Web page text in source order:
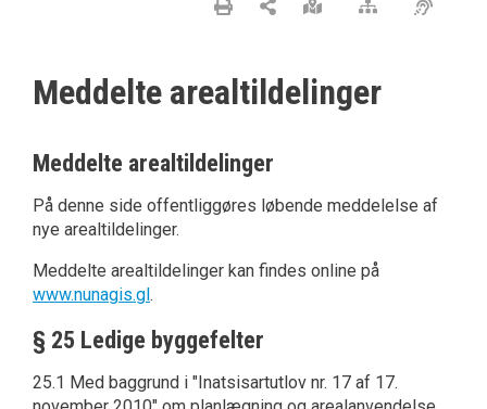
Meddelte arealtildelinger
Meddelte arealtildelinger
På denne side offentliggøres løbende meddelelse af
nye arealtildelinger.
Meddelte arealtildelinger kan findes online på
www.nunagis.gl.
§ 25 Ledige byggefelter
25.1 Med baggrund i "Inatsisartutlov nr. 17 af 17.